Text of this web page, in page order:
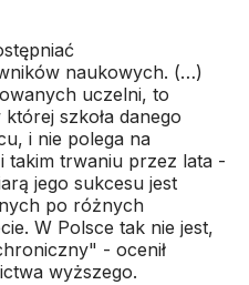
naukowych. (…)
uczelni, to
szkoła danego
i nie polega na
takim trwaniu przez lata -
jego sukcesu jest
po różnych
W Polsce tak nie jest,
- ocenił
wyższego.